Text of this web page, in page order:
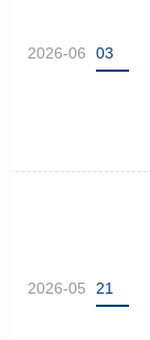
2026-06 03
2026-05 21